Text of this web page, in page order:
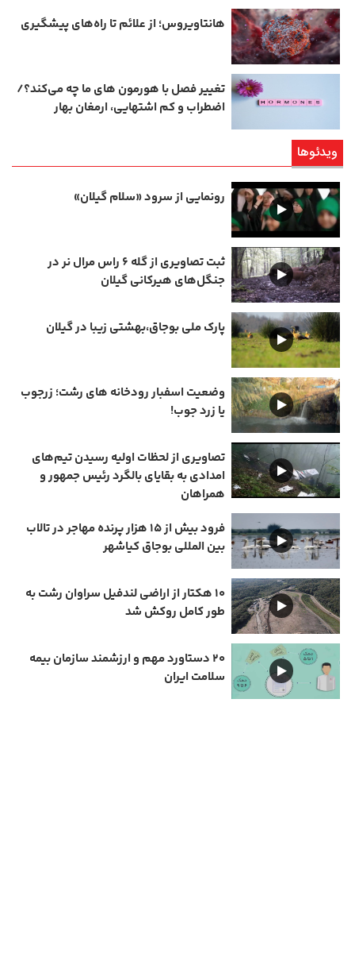
هانتاویروس؛ از علائم تا راه‌های پیشگیری
تغییر فصل با هورمون‌ های ما چه می‌کند؟/
اضطراب و کم‌ اشتهایی، ارمغان بهار
ویدئوها
رونمایی از سرود «سلام گیلان»
ثبت تصاویری از گله ۶ راس مرال نر در
جنگل‌های هیرکانی گیلان
پارک ملی بوجاق،بهشتی زیبا در گیلان
وضعیت اسفبار رودخانه های رشت؛ زرجوب
یا زرد جوب!
تصاویری از لحظات اولیه رسیدن تیم‌های
امدادی به بقایای بالگرد رئیس جمهور و
همراهان
فرود بیش از ۱۵ هزار پرنده مهاجر در تالاب
بین المللی بوجاق کیاشهر
۱۰ هکتار از اراضی لندفیل سراوان رشت به
طور کامل روکش شد
۲۰ دستاورد مهم و ارزشمند سازمان بیمه
سلامت ایران